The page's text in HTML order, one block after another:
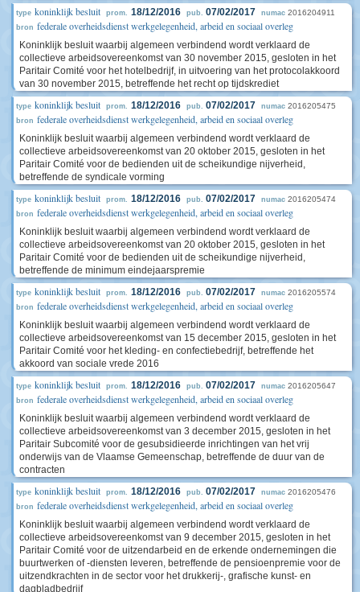
type koninklijk besluit prom. 18/12/2016 pub. 07/02/2017 numac 2016204911
bron federale overheidsdienst werkgelegenheid, arbeid en sociaal overleg
Koninklijk besluit waarbij algemeen verbindend wordt verklaard de
collectieve arbeidsovereenkomst van 30 november 2015, gesloten in het
Paritair Comité voor het hotelbedrijf, in uitvoering van het protocolakkoord
van 30 november 2015, betreffende het recht op tijdskrediet
type koninklijk besluit prom. 18/12/2016 pub. 07/02/2017 numac 2016205475
bron federale overheidsdienst werkgelegenheid, arbeid en sociaal overleg
Koninklijk besluit waarbij algemeen verbindend wordt verklaard de
collectieve arbeidsovereenkomst van 20 oktober 2015, gesloten in het
Paritair Comité voor de bedienden uit de scheikundige nijverheid,
betreffende de syndicale vorming
type koninklijk besluit prom. 18/12/2016 pub. 07/02/2017 numac 2016205474
bron federale overheidsdienst werkgelegenheid, arbeid en sociaal overleg
Koninklijk besluit waarbij algemeen verbindend wordt verklaard de
collectieve arbeidsovereenkomst van 20 oktober 2015, gesloten in het
Paritair Comité voor de bedienden uit de scheikundige nijverheid,
betreffende de minimum eindejaarspremie
type koninklijk besluit prom. 18/12/2016 pub. 07/02/2017 numac 2016205574
bron federale overheidsdienst werkgelegenheid, arbeid en sociaal overleg
Koninklijk besluit waarbij algemeen verbindend wordt verklaard de
collectieve arbeidsovereenkomst van 15 december 2015, gesloten in het
Paritair Comité voor het kleding- en confectiebedrijf, betreffende het
akkoord van sociale vrede 2016
type koninklijk besluit prom. 18/12/2016 pub. 07/02/2017 numac 2016205647
bron federale overheidsdienst werkgelegenheid, arbeid en sociaal overleg
Koninklijk besluit waarbij algemeen verbindend wordt verklaard de
collectieve arbeidsovereenkomst van 3 december 2015, gesloten in het
Paritair Subcomité voor de gesubsidieerde inrichtingen van het vrij
onderwijs van de Vlaamse Gemeenschap, betreffende de duur van de
contracten
type koninklijk besluit prom. 18/12/2016 pub. 07/02/2017 numac 2016205476
bron federale overheidsdienst werkgelegenheid, arbeid en sociaal overleg
Koninklijk besluit waarbij algemeen verbindend wordt verklaard de
collectieve arbeidsovereenkomst van 9 december 2015, gesloten in het
Paritair Comité voor de uitzendarbeid en de erkende ondernemingen die
buurtwerken of -diensten leveren, betreffende de pensioenpremie voor de
uitzendkrachten in de sector voor het drukkerij-, grafische kunst- en
dagbladbedrijf